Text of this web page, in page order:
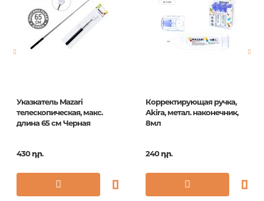
Указкатель Mazari
телескопическая, макс.
длина 65 см Черная
430 դր.
Корректирующая ручка,
Akira, метал. наконечник,
8мл
240 դր.